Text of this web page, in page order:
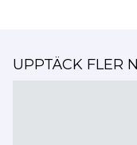
UPPTÄCK FLER